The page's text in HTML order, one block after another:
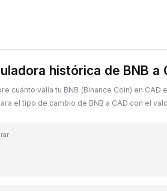
histórica de BNB a
cuánto valía tu BNB (Binance Coin) en CAD
el tipo de cambio de BNB a CAD con el